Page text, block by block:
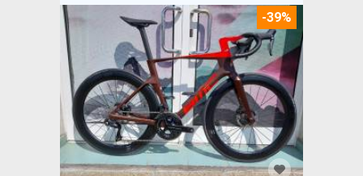
-39%